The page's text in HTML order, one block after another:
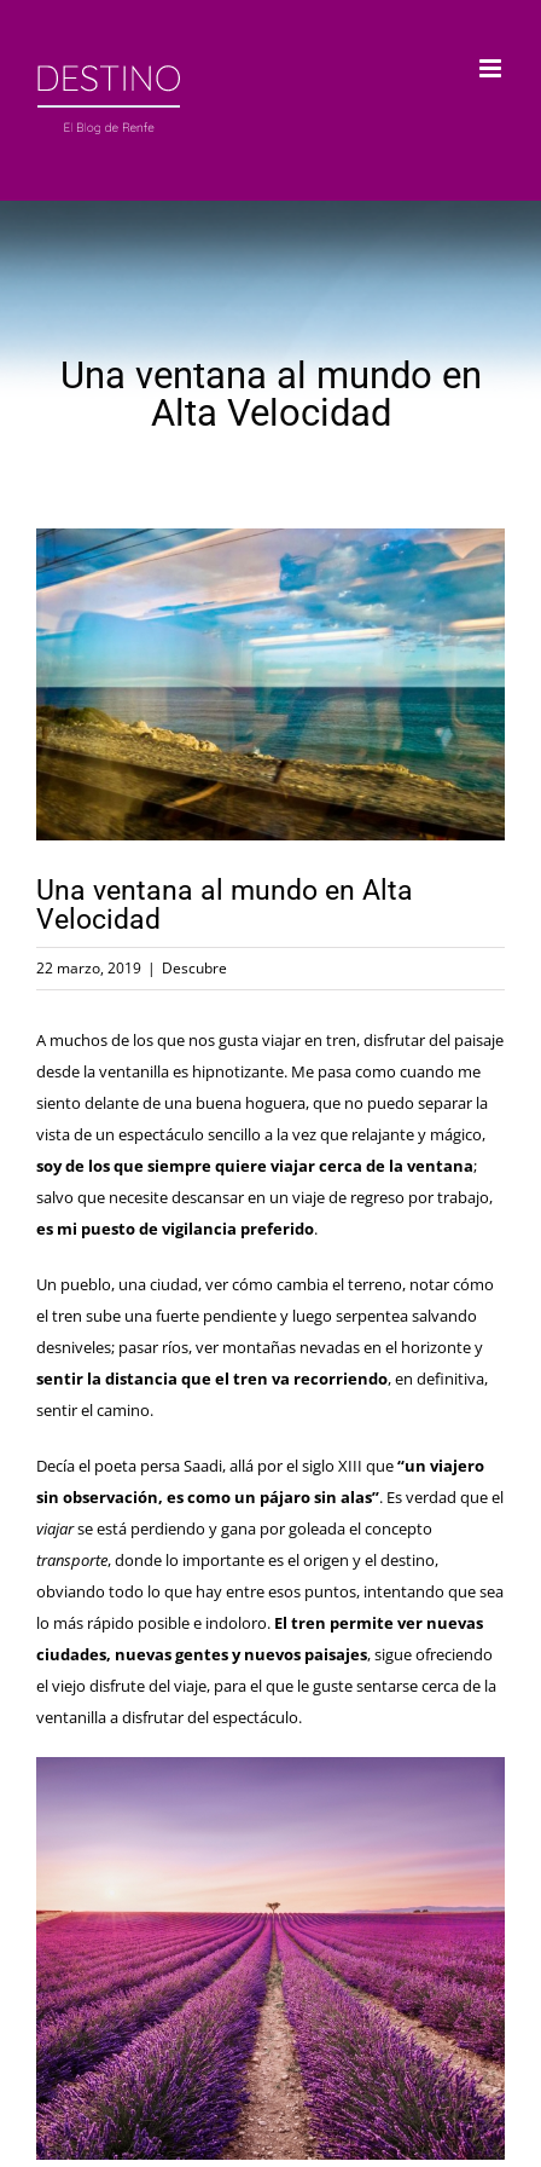
contenido
Una ventana al mundo en
Alta Velocidad
Ver
imagen
más
grande
Una ventana al mundo en Alta
Velocidad
22 marzo, 2019 | Descubre
A muchos de los que nos gusta viajar en tren, disfrutar del paisaje
desde la ventanilla es hipnotizante. Me pasa como cuando me
siento delante de una buena hoguera, que no puedo separar la
vista de un espectáculo sencillo a la vez que relajante y mágico,
soy de los que siempre quiere viajar cerca de la ventana;
salvo que necesite descansar en un viaje de regreso por trabajo,
es mi puesto de vigilancia preferido.
Un pueblo, una ciudad, ver cómo cambia el terreno, notar cómo
el tren sube una fuerte pendiente y luego serpentea salvando
desniveles; pasar ríos, ver montañas nevadas en el horizonte y
sentir la distancia que el tren va recorriendo, en definitiva,
sentir el camino.
Decía el poeta persa Saadi, allá por el siglo XIII que“un viajero
sin observación, es como un pájaro sin alas”. Es verdad que el
viajarse está perdiendo y gana por goleada el concepto
transporte, donde lo importante es el origen y el destino,
obviando todo lo que hay entre esos puntos, intentando que sea
lo más rápido posible e indoloro. El tren permite ver nuevas
ciudades, nuevas gentes y nuevos paisajes, sigue ofreciendo
el viejo disfrute del viaje, para el que le guste sentarse cerca de la
ventanilla a disfrutar del espectáculo.